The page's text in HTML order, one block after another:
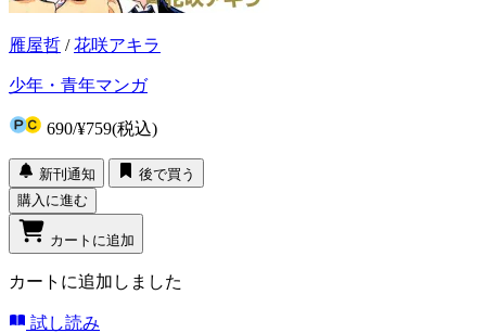
雁屋哲 /花咲アキラ
少年・青年マンガ
690/¥759(税込)
新刊通知
後で買う
購入に進む
カートに追加
カートに追加しました
試し読み